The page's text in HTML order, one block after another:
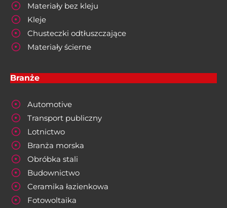
Materiały bez kleju
Kleje
Chusteczki odtłuszczające
Materiały ścierne
Branże
Automotive
Transport publiczny
Lotnictwo
Branża morska
Obróbka stali
Budownictwo
Ceramika łazienkowa
Fotowoltaika